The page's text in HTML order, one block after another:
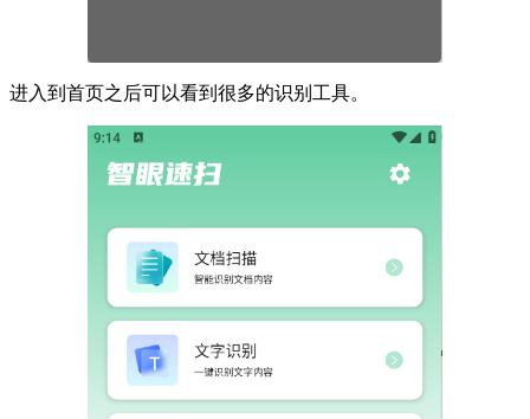
进入到首页之后可以看到很多的识别工具。